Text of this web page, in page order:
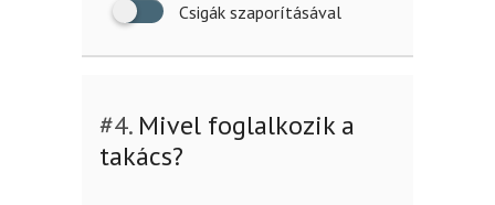
Csigák szaporításával
#4.Mivel foglalkozik a
takács?